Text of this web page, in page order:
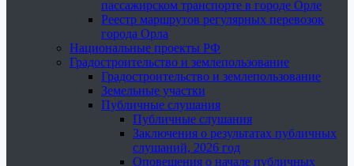
пассажирском транспорте в городе Орле
Реестр маршрутов регулярных перевозок
города Орла
Национальные проекты РФ
Градостроительство и землепользование
Градостроительство и землепользование
Земельные участки
Публичные слушания
Публичные слушания
Заключения о результатах публичных
слушаний, 2026 год
Оповещения о начале публичных